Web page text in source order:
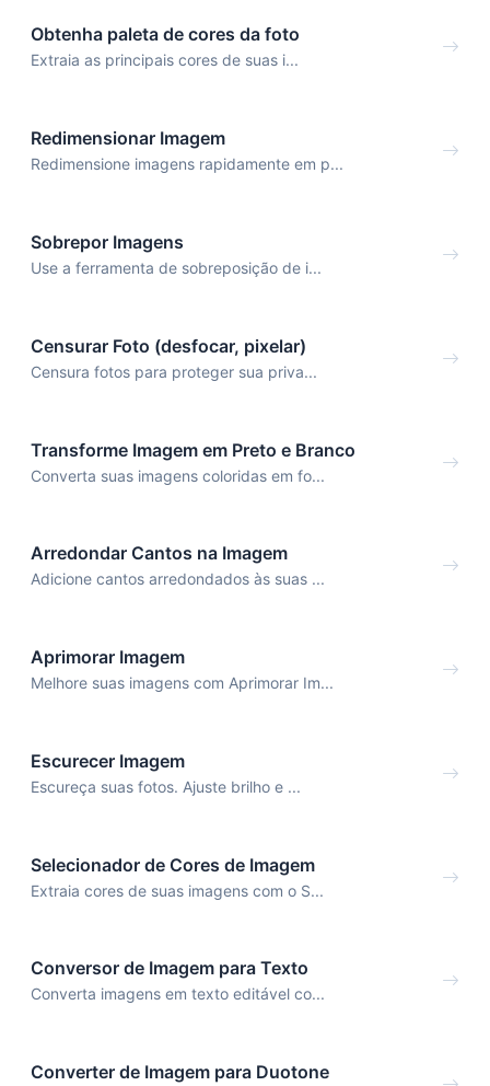
Obtenha paleta de cores da foto
Extraia as principais cores de suas i...
Redimensionar Imagem
Redimensione imagens rapidamente em p...
Sobrepor Imagens
Use a ferramenta de sobreposição de i...
Censurar Foto (desfocar, pixelar)
Censura fotos para proteger sua priva...
Transforme Imagem em Preto e Branco
Converta suas imagens coloridas em fo...
Arredondar Cantos na Imagem
Adicione cantos arredondados às suas ...
Aprimorar Imagem
Melhore suas imagens com Aprimorar Im...
Escurecer Imagem
Escureça suas fotos. Ajuste brilho e ...
Selecionador de Cores de Imagem
Extraia cores de suas imagens com o S...
Conversor de Imagem para Texto
Converta imagens em texto editável co...
Converter de Imagem para Duotone